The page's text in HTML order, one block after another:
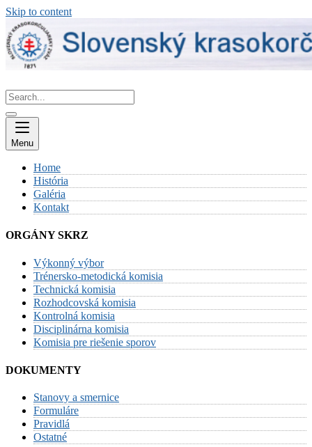
Skip to content
Menu
Home
História
Galéria
Kontakt
ORGÁNY SKRZ
Výkonný výbor
Trénersko-metodická komisia
Technická komisia
Rozhodcovská komisia
Kontrolná komisia
Disciplinárna komisia
Komisia pre riešenie sporov
DOKUMENTY
Stanovy a smernice
Formuláre
Pravidlá
Ostatné